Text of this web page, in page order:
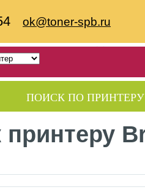
ok@toner-spb.ru
Моя
ПОИСК ПО ПРИНТЕРУ
принтеру